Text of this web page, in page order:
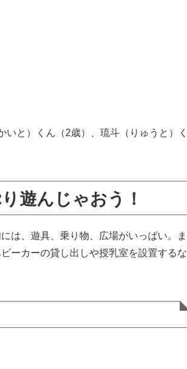
と）くん（2歳）、琉斗（りゅうと）く
遊んじゃおう！
は、遊具、乗り物、広場がいっぱい。ま
ーカーの貸し出しや授乳室を設置するな